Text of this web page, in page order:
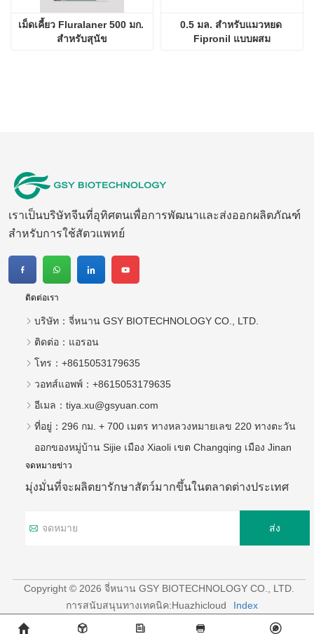
เม็ดเคี้ยว Fluralaner 500 มก.
สำหรับสุนัข
0.5 มล. สำหรับแมวหยด
Fipronil แบบผสม
เราเป็นบริษัทจีนที่อุทิศตนเพื่อการพัฒนาและส่งออกผลิตภัณฑ์
สำหรับการใช้สัตวแพทย์
ติดต่อเรา
บริษัท： จี่หนาน GSY BIOTECHNOLOGY CO., LTD.
ติดต่อ： แอรอน
โทร： +8615053179635
วอทส์แอพพ์： +8615053179635
อีเมล： tiya.xu@gsyuan.com
ที่อยู่： 296 กม. + 700 เมตร ทางหลวงหมายเลข 220 ทางตะวัน
ออกของหมู่บ้าน Sijie เมือง Xiaoli เขต Changqing เมือง Jinan
จดหมายข่าว
มุ่งมั่นที่จะผลิตยารักษาสัตว์มากขึ้นในตลาดต่างประเทศ
ส่ง
Copyright © 2026 จี่หนาน GSY BIOTECHNOLOGY CO., LTD.
การสนับสนุนทางเทคนิค:Huazhicloud
Index